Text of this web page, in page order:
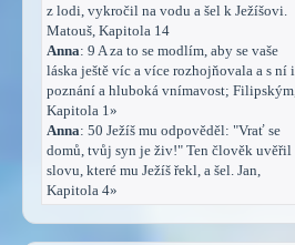
z lodi, vykročil na vodu a šel k Ježíšovi.
Matouš, Kapitola 14
Anna: 9 A za to se modlím, aby se vaše
láska ještě víc a více rozhojňovala a s ní i
poznání a hluboká vnímavost; Filipským,
Kapitola 1»
Anna: 50 Ježíš mu odpověděl: "Vrať se
domů, tvůj syn je živ!" Ten člověk uvěřil
slovu, které mu Ježíš řekl, a šel. Jan,
Kapitola 4»